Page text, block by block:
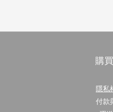
購
隱私
付款